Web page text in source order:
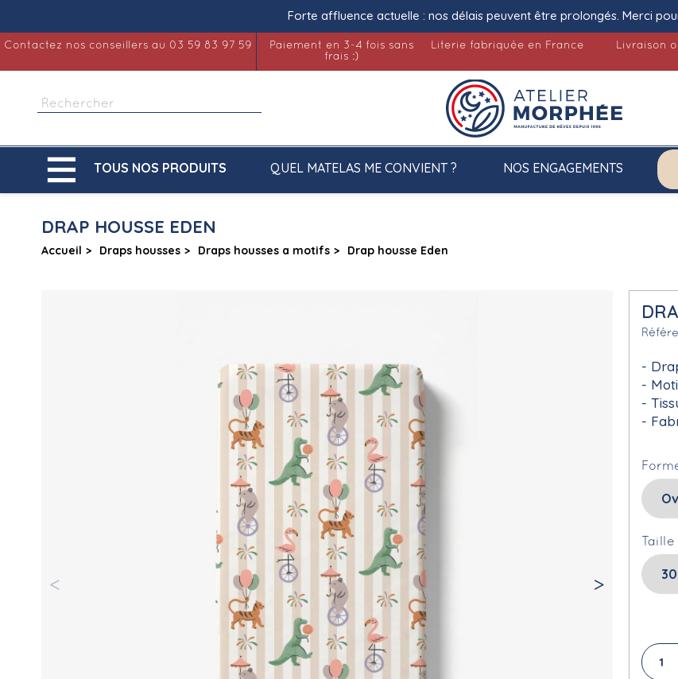
Forte affluence actuelle : nos délais peuvent être prolongés. Merci
Contactez nos conseillers au 03 59 83 97 59
Paiement en 3-4 fois sans
frais :)
Literie fabriquée en France Livraison
 TOUS NOS PRODUITS QUEL MATELAS ME CONVIENT ? NOS ENGAGEMENTS
DRAP HOUSSE EDEN
Accueil Draps housses Draps housses a motifs Drap housse Eden
Taille